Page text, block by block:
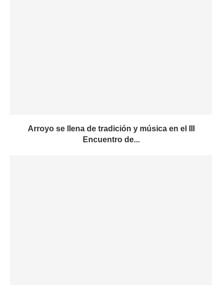
Arroyo se llena de tradición y música en el III
Encuentro de...